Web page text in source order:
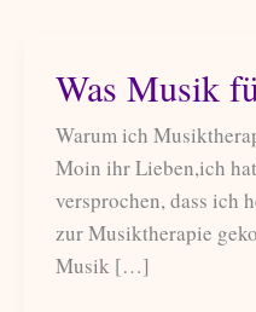
Was Musik
Warum ich
Moin ihr Lieben,ich
versprochen, dass ich
zur Musiktherapie
Musik […]